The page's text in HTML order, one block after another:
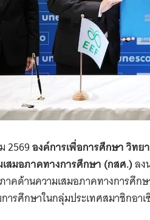
2569องค์การเพื่อการศึกษา วิท
สมอภาคทางการศึกษา (กสศ.)ลง
คด้านความเสมอภาคทางการศึก
ารศึกษาในกลุ่มประเทศสมาชิกอา